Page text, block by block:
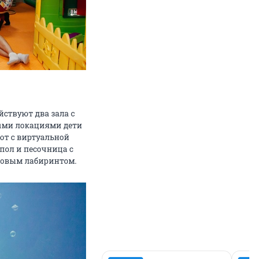
два зала с
локациями дети
с виртуальной
и песочница с
лабиринтом.